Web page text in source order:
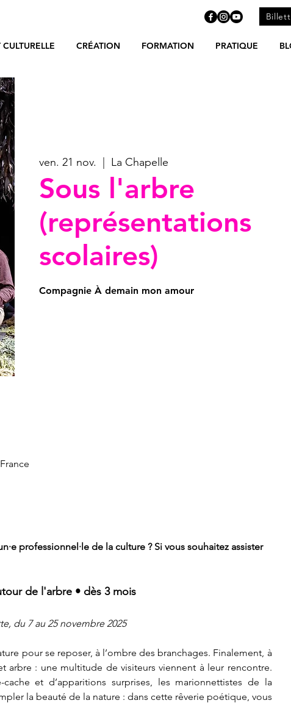
CRÉATION FORMATION PRATIQUE
ven. 21 nov. La Chapelle
Sous l'arbre
(représentations
scolaires)
Compagnie À demain mon amour
professionnel·le de la culture ? Si vous souhaitez assister
de l'arbre • dès 3 mois
du 7 au 25 novembre 2025
pour se reposer, à l’ombre des branchages. Finalement, à
arbre : une multitude de visiteurs viennent à leur rencontre.
et d’apparitions surprises, les marionnettistes de la
la beauté de la nature : dans cette rêverie poétique, vous